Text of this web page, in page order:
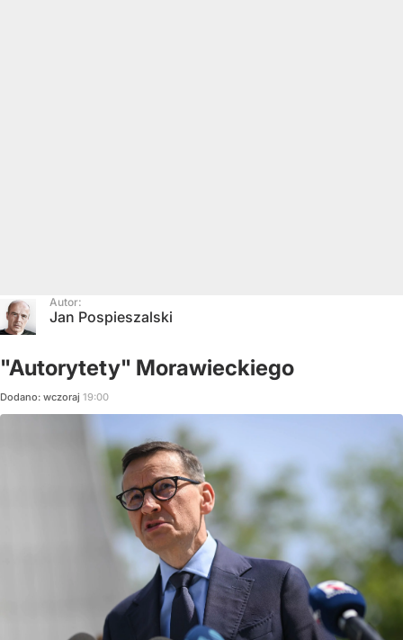
Autor:
Jan Pospieszalski
"Autorytety" Morawieckiego
Dodano: wczoraj 19:00